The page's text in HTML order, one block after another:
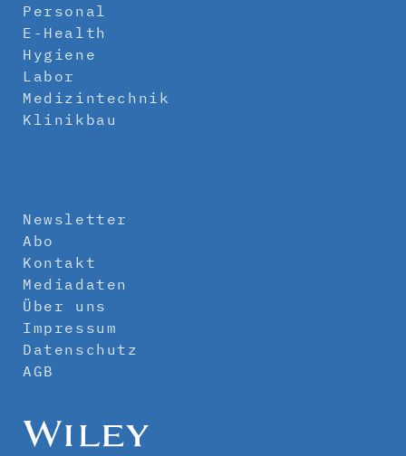
Personal
E-Health
Hygiene
Labor
Medizintechnik
Klinikbau
Newsletter
Abo
Kontakt
Mediadaten
Über uns
Impressum
Datenschutz
AGB